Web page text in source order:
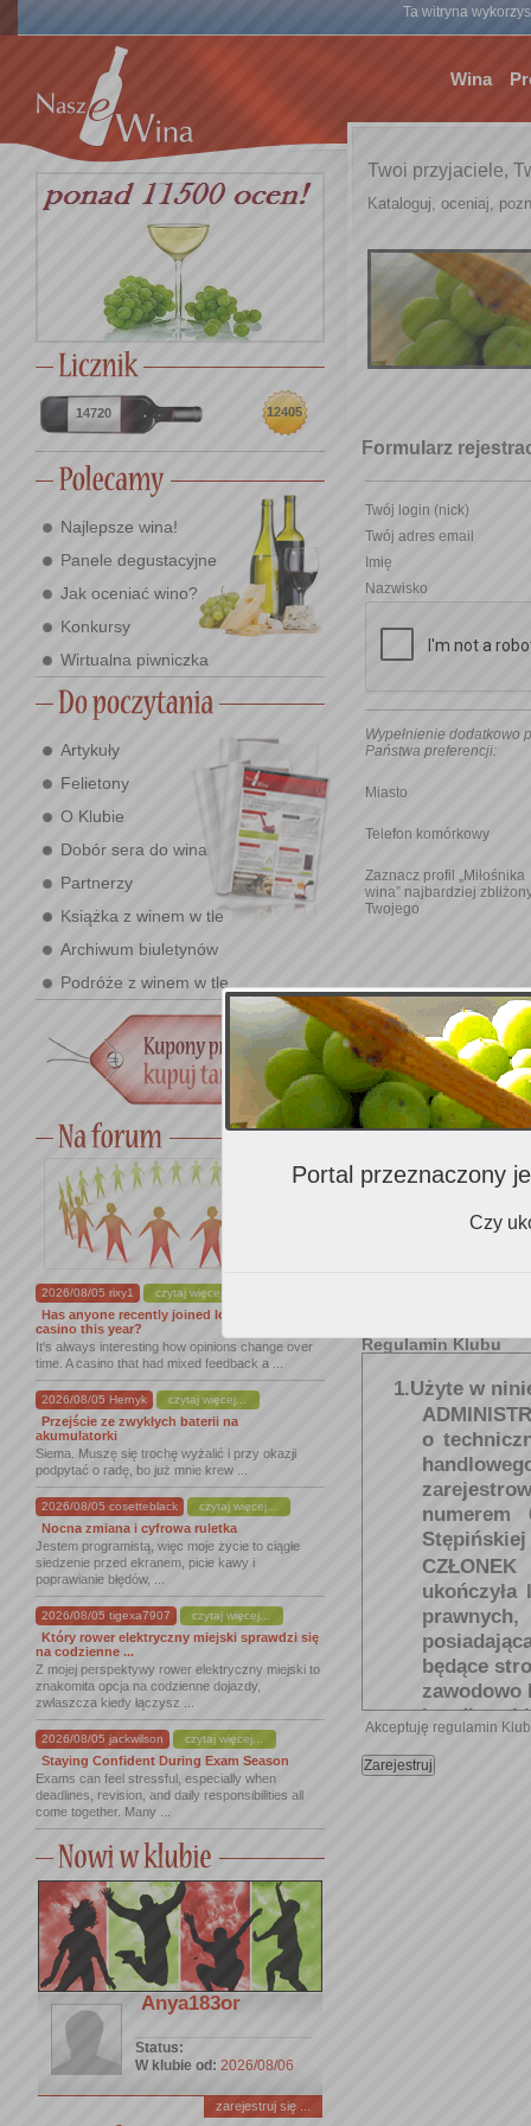
Ta witryna
Wina
14720 12405
Najlepsze wina!
Panele degustacyjne
Jak oceniać wino?
Konkursy
Wirtualna piwniczka
Artykuły
Felietony
O Klubie
Dobór sera do wina
Partnerzy
Książka z winem w tle
Archiwum biuletynów
Podróże z winem w tle
2026/08/05 rixy1 czytaj więcej...
Has anyone recently joined lordofspins
casino this year?
It's always interesting how opinions change over
time. A casino that had mixed feedback a ...
2026/08/05 Hernyk czytaj więcej...
Przejście ze zwykłych baterii na
akumulatorki
Siema. Muszę się trochę wyżalić i przy okazji
podpytać o radę, bo już mnie krew ...
2026/08/05 cosetteblack czytaj więcej...
Nocna zmiana i cyfrowa ruletka
Jestem programistą, więc moje życie to ciągłe
siedzenie przed ekranem, picie kawy i
poprawianie błędów, ...
2026/08/05 tigexa7907 czytaj więcej...
Który rower elektryczny miejski sprawdzi się
na codzienne ...
Z mojej perspektywy rower elektryczny miejski to
znakomita opcja na codzienne dojazdy,
zwłaszcza kiedy łączysz ...
2026/08/05 jackwilson czytaj więcej...
Staying Confident During Exam Season
Exams can feel stressful, especially when
deadlines, revision, and daily responsibilities all
come together. Many ...
Anya183or
Status:
W klubie od: 2026/08/06
zarejestruj się ...
Twoi przyjaciele,
Kataloguj, oceniaj,
Formularz
Twój login (nick)
Twój adres email
Imię
Nazwisko
Wypełnienie dodatkowo
Państwa preferencji:
Miasto
Telefon komórkowy
Zaznacz profil „Miłośnika
wina” najbardziej
Twojego
Gdzie najczęściej
wino?
Czy wyrażasz zgodę na
Regulamin Klubu
1.Użyte w
o
Stępińskiej
CZŁONEK
będące
zawodowo
handlowej
VIP/
lat
Akceptuję regulamin
Portal przeznaczony
Czy